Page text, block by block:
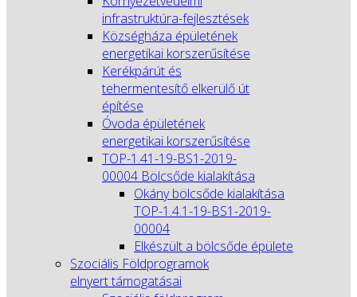
infrastruktúra-fejlesztések
Községháza épületének
energetikai korszerűsítése
Kerékpárút és
tehermentesítő elkerülő út
építése
Óvoda épületének
energetikai korszerűsítése
TOP-1.41-19-BS1-2019-
00004 Bölcsőde kialakítása
Okány bölcsőde kialakítása
TOP-1.4.1-19-BS1-2019-
00004
Elkészült a bölcsőde épülete
Szociális Földprogramok
elnyert támogatásai